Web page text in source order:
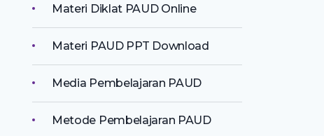
Materi Diklat PAUD Online
Materi PAUD PPT Download
Media Pembelajaran PAUD
Metode Pembelajaran PAUD